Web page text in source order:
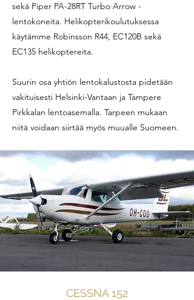
sekä Piper PA-28RT Turbo Arrow -
lentokoneita. Helikopterikoulutuksessa
käytämme Robinsson R44, EC120B sekä
EC135 helikoptereita.
Suurin osa yhtiön lentokalustosta pidetään
vakituisesti Helsinki-Vantaan ja Tampere
Pirkkalan lentoasemalla. Tarpeen mukaan
niitä voidaan siirtää myös muualle Suomeen.
CESSNA 152